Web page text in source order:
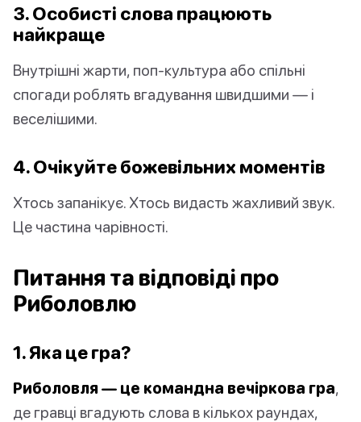
3. Особисті слова працюють
найкраще
Внутрішні жарти, поп-культура або спільні
спогади роблять вгадування швидшими — і
веселішими.
4. Очікуйте божевільних моментів
Хтось запанікує. Хтось видасть жахливий звук.
Це частина чарівності.
Питання та відповіді про
Риболовлю
1. Яка це гра?
Риболовля — це командна вечіркова гра,
де гравці вгадують слова в кількох раундах,